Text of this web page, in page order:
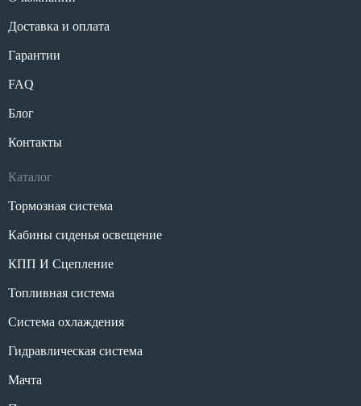
Доставка и оплата
Гарантии
FAQ
Блог
Контакты
Каталог
Тормозная система
Кабины сиденья освещение
КПП И Сцепление
Топливная система
Система охлаждения
Гидравлическая система
Мачта